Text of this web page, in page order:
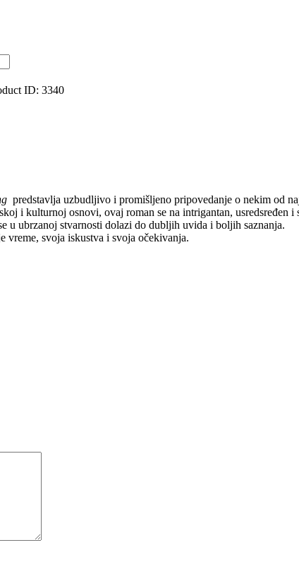
ID: 3340
predstavlja uz­bud­ljivo i promišljeno pripo­ve­da­nje o nekim od
i kulturnoj os­novi, ovaj roman se na intrigantan,
u ubr­zanoj stvarnosti dolazi do dubljih uvida i boljih saznanja.
vreme, svoja iskustva i svoja očekivanja.